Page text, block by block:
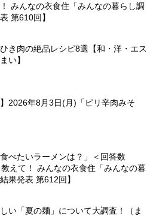
みんなの衣食住「みんなの暮らし調
第610回】
き肉の絶品レシピ8選【和・洋・エス
い】
】2026年8月3日(月)「ピリ辛肉みそ
食べたいラーメンは？」＜回答数
えて！ みんなの衣食住「みんなの暮
果発表 第612回】
い「夏の麺」について大調査！（ま